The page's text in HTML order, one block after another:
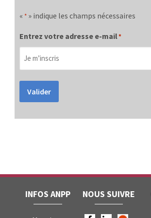
« * » indique les champs nécessaires
Entrez votre adresse e-mail*
Valider
INFOS ANPP NOUS SUIVRE